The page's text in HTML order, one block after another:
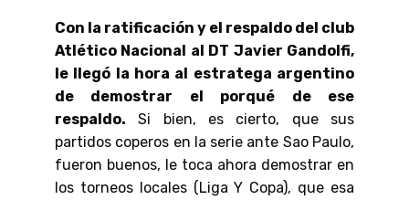
Con la ratificación y el respaldo del club
Atlético Nacional al DT Javier Gandolfi,
le llegó la hora al estratega argentino
de demostrar el porqué de ese
respaldo. Si bien, es cierto, que sus
partidos coperos en la serie ante Sao Paulo,
fueron buenos, le toca ahora demostrar en
los torneos locales (Liga Y Copa), que esa